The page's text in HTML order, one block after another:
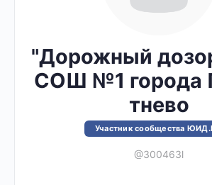
"Дорожный
СОШ №1 города
тнево
Участник сообщества
@300463l